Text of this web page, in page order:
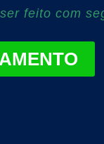
feito com